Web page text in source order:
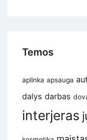
Temos
aplinka apsauga
dalys darbas
interjeras